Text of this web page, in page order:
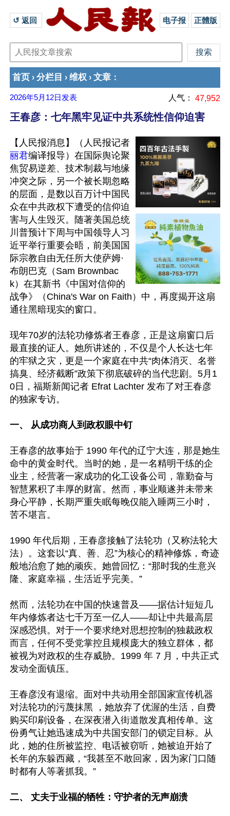
↺ 返回 电子报 正體版
首页 › 分栏目 › 维权 › 文章 ：
2026年5月12日 发表 人气： 47,952
王春彦：七年黑牢见证中共系统性信仰迫害
【人民报消息】（人民报记者
丽君编译报导）在国际舆论聚
焦贸易逆差、技术制裁与地缘
冲突之际，另一个被长期忽略
的层面，是数以百万计中国民
众在中共政权下遭受的信仰迫
害与人生毁灭。随著美国总统
川普预计下周与中国领导人习
近平举行重要会晤，前美国国
际宗教自由无任所大使萨姆·
布朗巴克（Sam Brownbac
k）在其新书《中国对信仰的
战争》（China's War on Faith）中，再度揭开这扇
通往黑暗现实的窗口。
现年70岁的法轮功修炼者王春彦，正是这扇窗口后
最直接的证人。她所讲述的，不仅是个人长达七年
的牢狱之灾，更是一个家庭在中共“肉体消灭、名誉
搞臭、经济截断”政策下彻底破碎的当代悲剧。5月1
0日，福斯新闻记者 Efrat Lachter 发布了对王春彦
的独家专访。
一、 从成功商人到政权眼中钉
王春彦的故事始于 1990 年代的辽宁大连，那是她生
命中的黄金时代。当时的她，是一名精明干练的企
业主，经营著一家成功的化工设备公司，靠勤奋与
智慧累积了丰厚的财富。然而，事业顺遂并未带来
身心平静，长期严重失眠每晚仅能入睡两三小时，
苦不堪言。
1990 年代后期，王春彦接触了法轮功（又称法轮大
法）。这套以“真、善、忍”为核心的精神修炼，奇迹
般地治愈了她的顽疾。她曾回忆：“那时我的生意兴
隆、家庭幸福，生活近乎完美。”
然而，法轮功在中国的快速普及——据估计短短几
年内修炼者达七千万至一亿人——却让中共最高层
深感恐惧。对于一个要求绝对思想控制的独裁政权
而言，任何不受党掌控且规模庞大的独立群体，都
被视为对政权的生存威胁。1999 年 7 月，中共正式
发动全面镇压。
王春彦没有退缩。面对中共动用全部国家宣传机器
对法轮功的污蔑抹黑 ，她放弃了优渥的生活，自费
购买印刷设备，在深夜潜入街道散发真相传单。这
份勇气让她迅速成为中共国安部门的锁定目标。从
此，她的住所被监控、电话被窃听，她被迫开始了
长年的东躲西藏，“我甚至不敢回家，因为家门口随
时都有人等著抓我。”
二、 丈夫于业福的牺牲：守护者的无声崩溃